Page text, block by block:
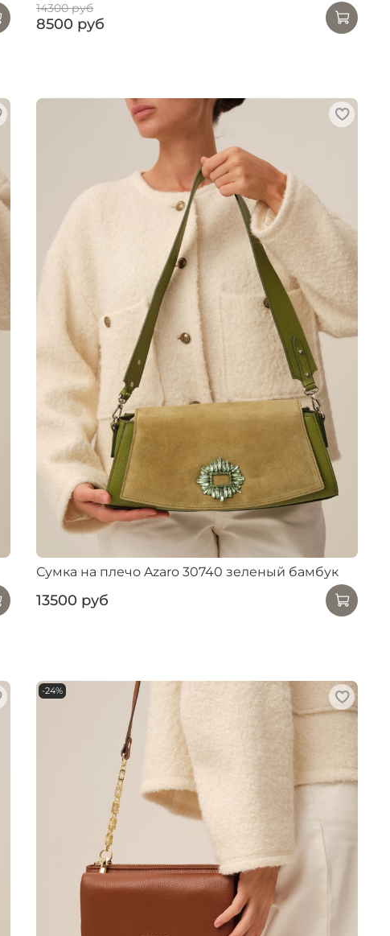
14300 руб
8500 руб
Сумка на плечо Azaro 30740 зеленый бамбук
13500 руб
-24%